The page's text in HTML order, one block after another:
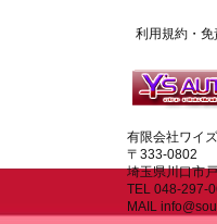
利用規約・免
有限会社ワイ
〒333-0802
埼玉県川口市
TEL 048-297-
MAIL